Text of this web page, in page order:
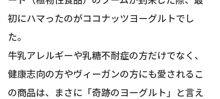
初にハマったのがココナッツヨーグルトでし
た。
牛乳アレルギーや乳糖不耐症の方だけでなく、
健康志向の方やヴィーガンの方にも愛されるこ
の商品は、まさに「奇跡のヨーグルト」と言え